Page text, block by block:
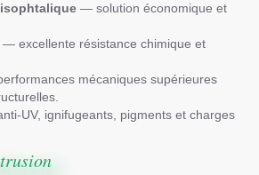
— solution économique et
— excellente résistance chimique et
mécaniques supérieures
UV, ignifugeants, pigments et charges